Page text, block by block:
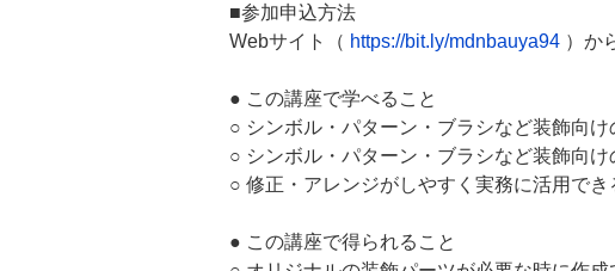
■参加申込方法
Webサイト（ https://bit.ly/mdnbauya94 ）か
● この講座で学べること
○ シンボル・パターン・ブラシなど装飾向け
○ シンボル・パターン・ブラシなど装飾向
○ 修正・アレンジがしやすく実務に活用で
● この講座で得られること